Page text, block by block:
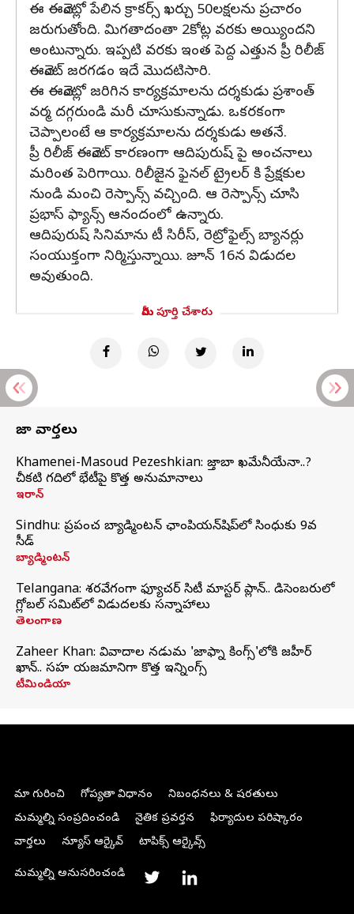
ఈ ఈవెంట్లో పేలిన క్రాకర్స్ ఖర్చు 50లక్షలను ప్రచారం
జరుగుతోంది. మిగతాదంతా 2కోట్ల వరకు అయ్యిందని
అంటున్నారు. ఇప్పటి వరకు ఇంత పెద్ద ఎత్తున ప్రీ రిలీజ్
ఈవెంట్ జరగడం ఇదే మొదటిసారి.
ఈ ఈవెంట్లో జరిగిన కార్యక్రమాలను దర్శకుడు ప్రశాంత్
వర్మ దగ్గరుండి మరీ చూసుకున్నాడు. ఒకరకంగా
చెప్పాలంటే ఆ కార్యక్రమాలను దర్శకుడు అతనే.
ప్రీ రిలీజ్ ఈవెంట్ కారణంగా ఆదిపురుష్ పై అంచనాలు
మరింత పెరిగాయి. రిలీజైన ఫైనల్ ట్రైలర్ కి ప్రేక్షకుల
నుండి మంచి రెస్పాన్స్ వచ్చింది. ఆ రెస్పాన్స్ చూసి
ప్రభాస్ ఫ్యాన్స్ ఆనందంలో ఉన్నారు.
ఆదిపురుష్ సినిమాను టీ సిరీస్, రెట్రోఫైల్స్ బ్యానర్లు
సంయుక్తంగా నిర్మిస్తున్నాయి. జూన్ 16న విడుదల
అవుతుంది.
మీరు పూర్తి చేశారు
తాజా వార్తలు
Khamenei-Masoud Pezeshkian: మొజ్తాబా ఖమేనీయేనా..?
చీకటి గదిలో భేటీపై కొత్త అనుమానాలు
ఇరాన్
Sindhu: ప్రపంచ బ్యాడ్మింటన్‌ ఛాంపియన్‌షిప్‌లో సింధుకు 9వ
సీడ్
బ్యాడ్మింటన్
Telangana: శరవేగంగా ఫ్యూచర్ సిటీ మాస్టర్ ప్లాన్.. డిసెంబరులో
గ్లోబల్‌ సమిట్‌లో విడుదలకు సన్నాహాలు
తెలంగాణ
Zaheer Khan: వివాదాల నడుమ 'జాఫ్నా కింగ్స్'లోకి జహీర్
ఖాన్.. సహ యజమానిగా కొత్త ఇన్నింగ్స్
టీమిండియా
మా గురించి గోప్యతా విధానం
నిబంధనలు & షరతులు
మమ్మల్ని సంప్రదించండి
నైతిక ప్రవర్తన
ఫిర్యాదుల పరిష్కారం
వార్తలు
న్యూస్ ఆర్కైవ్ టాపిక్స్ ఆర్కైవ్స్
మమ్మల్ని అనుసరించండి